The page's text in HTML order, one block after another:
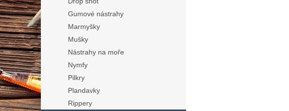
Gumové nástrahy
Marmyšky
Mušky
Nástrahy na moře
Nymfy
Pilkry
Plandavky
Rippery